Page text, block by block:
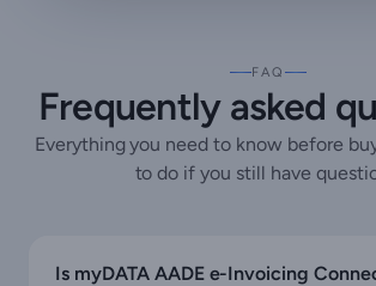
FAQ
Frequently asked
Everything you need to know before
to do if you still have
Is myDATA AADE e-Invoicing